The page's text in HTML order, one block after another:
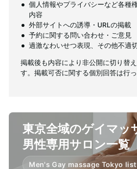
東京全域のゲイマッ
男性専用サロン一覧
Men's Gay massage Tokyo
個人情報やプライバシーなど各種
内容
外部サイトへの誘導・URLの掲載
予約に関する問い合わせ・ご意見
過激なわいせつ表現、その他不適
掲載後も内容により非公開に切り替
す。掲載可否に関する個別回答は行っ